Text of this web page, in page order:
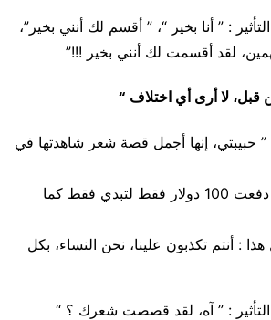
: ” أنا بخير “، ” أقسم لك أنني بخير”،
لقد أقسمت لك أنني بخير !!!”
” حبيبتي، إنها أجمل قصة شعر شاهدتها في
ما فهمته هي : ” أنت دفعت 100 دولار فقط لتبدي فقط كما
: أنتم تكذبون علينا، نحن النساء، بكل
: ” آه، لقد قصصت شعرك ؟ “